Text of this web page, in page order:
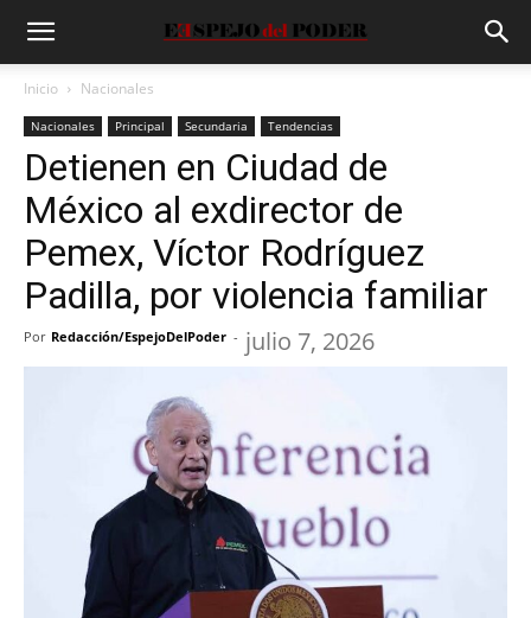
Inicio Nacionales
Nacionales Principal Secundaria Tendencias
Detienen en Ciudad de
México al exdirector de
Pemex, Víctor Rodríguez
Padilla, por violencia familiar
Por Redacción/EspejoDelPoder - julio 7, 2026